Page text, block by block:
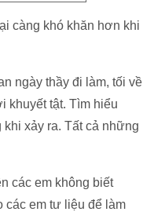
càng khó khăn hơn khi
ngày thầy đi làm, tối về
khuyết tật. Tìm hiểu
xảy ra. Tất cả những
các em không biết
các em tư liệu để làm